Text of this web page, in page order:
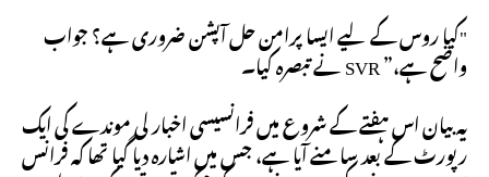
"کیا روس کے لیے ایسا پرامن حل آپشن ضروری ہے؟ جواب
واضح ہے،” SVR نے تبصرہ کیا۔
یہ بیان اس ہفتے کے شروع میں فرانسیسی اخبار لی موندے کی ایک
رپورٹ کے بعد سامنے آیا ہے، جس میں اشارہ دیا گیا تھا کہ فرانس